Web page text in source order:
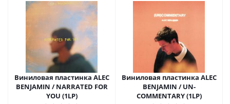
Виниловая пластинка ALEC
BENJAMIN / NARRATED FOR
YOU (1LP)
Виниловая пластинка ALEC
BENJAMIN / UN-
COMMENTARY (1LP)